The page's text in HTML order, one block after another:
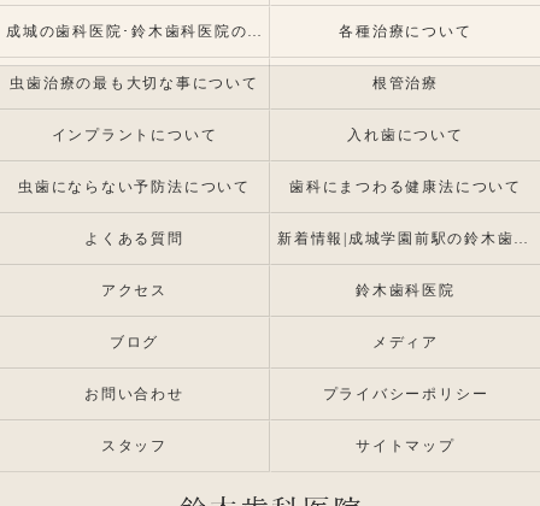
成城の歯科医院･鈴木歯科医院の患者様の声 各種治療について
虫歯治療の最も大切な事について 根管治療
インプラントについて 入れ歯について
虫歯にならない予防法について 歯科にまつわる健康法について
よくある質問 新着情報|成城学園前駅の鈴木歯科医院 |インプラント・入れ歯専門
アクセス 鈴木歯科医院
ブログ メディア
お問い合わせ プライバシーポリシー
スタッフ サイトマップ